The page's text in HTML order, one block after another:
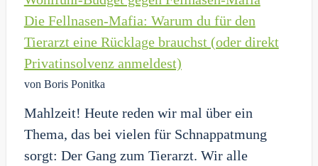
Technik
kleine
Sparfüchse
frisst
Die Fellnasen-Mafia: Warum du für den
Tierarzt eine Rücklage brauchst (oder direkt
Privatinsolvenz anmeldest)
von Boris Ponitka
Mahlzeit! Heute reden wir mal über ein
Thema, das bei vielen für Schnappatmung
sorgt: Der Gang zum Tierarzt. Wir alle